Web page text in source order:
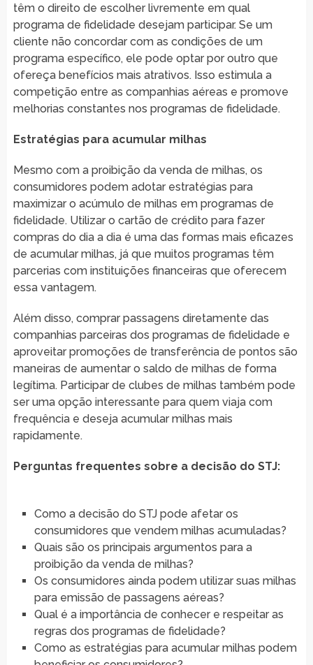
têm o direito de escolher livremente em qual
programa de fidelidade desejam participar. Se um
cliente não concordar com as condições de um
programa específico, ele pode optar por outro que
ofereça benefícios mais atrativos. Isso estimula a
competição entre as companhias aéreas e promove
melhorias constantes nos programas de fidelidade.
Estratégias para acumular milhas
Mesmo com a proibição da venda de milhas, os
consumidores podem adotar estratégias para
maximizar o acúmulo de milhas em programas de
fidelidade. Utilizar o cartão de crédito para fazer
compras do dia a dia é uma das formas mais eficazes
de acumular milhas, já que muitos programas têm
parcerias com instituições financeiras que oferecem
essa vantagem.
Além disso, comprar passagens diretamente das
companhias parceiras dos programas de fidelidade e
aproveitar promoções de transferência de pontos são
maneiras de aumentar o saldo de milhas de forma
legítima. Participar de clubes de milhas também pode
ser uma opção interessante para quem viaja com
frequência e deseja acumular milhas mais
rapidamente.
Perguntas frequentes sobre a decisão do STJ:
Como a decisão do STJ pode afetar os
consumidores que vendem milhas acumuladas?
Quais são os principais argumentos para a
proibição da venda de milhas?
Os consumidores ainda podem utilizar suas milhas
para emissão de passagens aéreas?
Qual é a importância de conhecer e respeitar as
regras dos programas de fidelidade?
Como as estratégias para acumular milhas podem